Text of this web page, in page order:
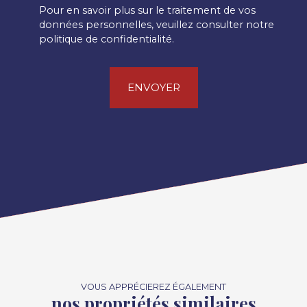
Pour en savoir plus sur le traitement de vos
données personnelles, veuillez consulter notre
politique de confidentialité.
ENVOYER
VOUS APPRÉCIEREZ ÉGALEMENT